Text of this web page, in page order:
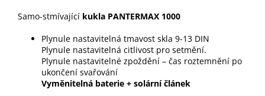
Samo-stmívající kukla PANTERMAX 1000
Plynule nastavitelná tmavost skla 9-13 DIN
Plynule nastavitelná citlivost pro setmění.
Plynule nastavitelné zpoždění – čas roztemnění po
ukončení svařování
Vyměnitelná baterie + solární článek